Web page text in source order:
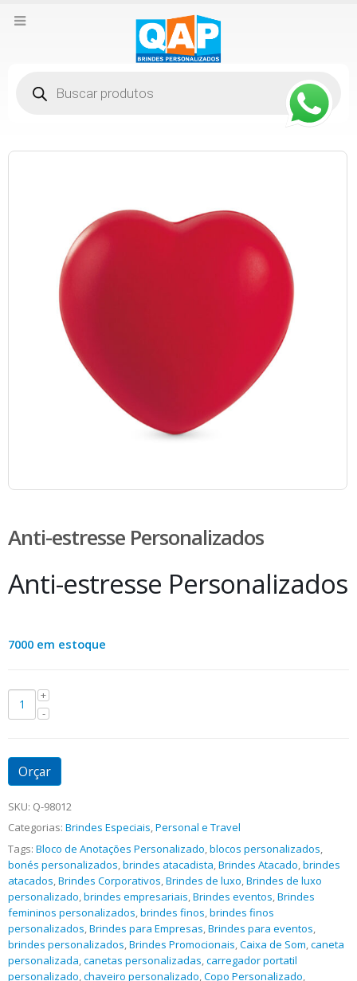
produtos
Anti-estresse Personalizados
Anti-estresse Personalizados
7000 em estoque
Orçar
SKU: Q-98012
Categorias: Brindes Especiais,Personal e Travel
Tags: Bloco de Anotações Personalizado,blocos personalizados,
bonés personalizados,brindes atacadista,Brindes Atacado,brindes
atacados,Brindes Corporativos,Brindes de luxo,Brindes de luxo
personalizado,brindes empresariais,Brindes eventos,Brindes
femininos personalizados,brindes finos,brindes finos
personalizados,Brindes para Empresas,Brindes para eventos,
brindes personalizados,Brindes Promocionais,Caixa de Som,caneta
personalizada,canetas personalizadas,carregador portatil
personalizado,chaveiro personalizado,Copo Personalizado,